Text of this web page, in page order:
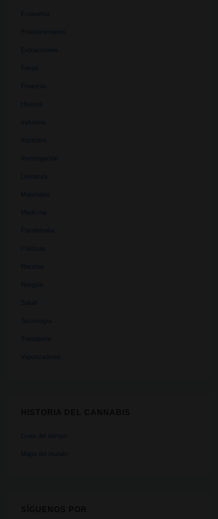
Economía
Entretenimiento
Extracciones
Ferias
Finanzas
Historia
Industria
Institutos
Investigación
Literatura
Materiales
Medicina
Parafernalia
Políticas
Recetas
Religión
Salud
Tecnología
Transporte
Vaporizadores
Linea del tiempo
Mapa del mundo